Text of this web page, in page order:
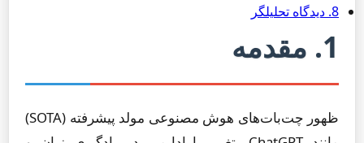
8. دیدگاه تحلیلگر
1. مقدمه
ظهور چت‌بات‌های هوش مصنوعی مولد پیشرفته (SOTA)